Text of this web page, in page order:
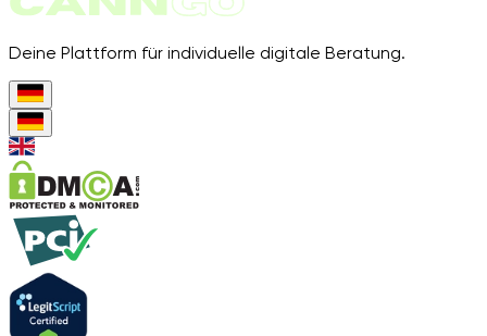
Deine Plattform für individuelle digitale Beratung.